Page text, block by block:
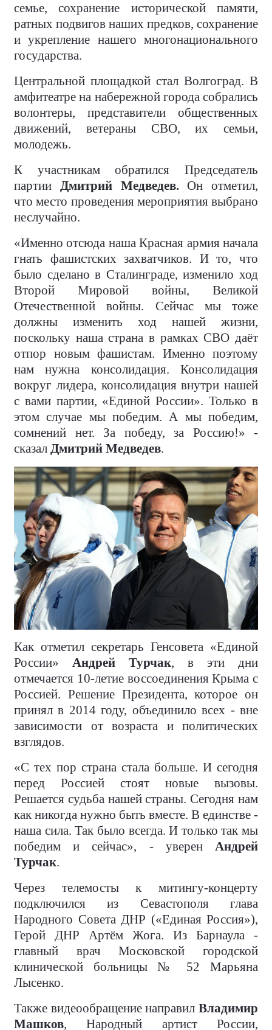
семье, сохранение исторической памяти,
ратных подвигов наших предков, сохранение
и укрепление нашего многонационального
государства.
Центральной площадкой стал Волгоград. В
амфитеатре на набережной города собрались
волонтеры, представители общественных
движений, ветераны СВО, их семьи,
молодежь.
К участникам обратился Председатель
партии Дмитрий Медведев.Он отметил,
что место проведения мероприятия выбрано
неслучайно.
«Именно отсюда наша Красная армия начала
гнать фашистских захватчиков. И то, что
было сделано в Сталинграде, изменило ход
Второй Мировой войны, Великой
Отечественной войны. Сейчас мы тоже
должны изменить ход нашей жизни,
поскольку наша страна в рамках СВО даёт
отпор новым фашистам. Именно поэтому
нам нужна консолидация. Консолидация
вокруг лидера, консолидация внутри нашей
с вами партии, «Единой России». Только в
этом случае мы победим. А мы победим,
сомнений нет. За победу, за Россию!» -
сказал Дмитрий Медведев.
Как отметил секретарь Генсовета «Единой
России» Андрей Турчак, в эти дни
отмечается 10-летие воссоединения Крыма с
Россией. Решение Президента, которое он
принял в 2014 году, объединило всех - вне
зависимости от возраста и политических
взглядов.
«С тех пор страна стала больше. И сегодня
перед Россией стоят новые вызовы.
Решается судьба нашей страны. Сегодня нам
как никогда нужно быть вместе. В единстве -
наша сила. Так было всегда. И только так мы
победим и сейчас», - уверен Андрей
Турчак.
Через телемосты к митингу-концерту
подключился из Севастополя глава
Народного Совета ДНР («Единая Россия»),
Герой ДНР Артём Жога. Из Барнаула -
главный врач Московской городской
клинической больницы № 52 Марьяна
Лысенко.
Также видеообращение направил Владимир
Машков, Народный артист России,